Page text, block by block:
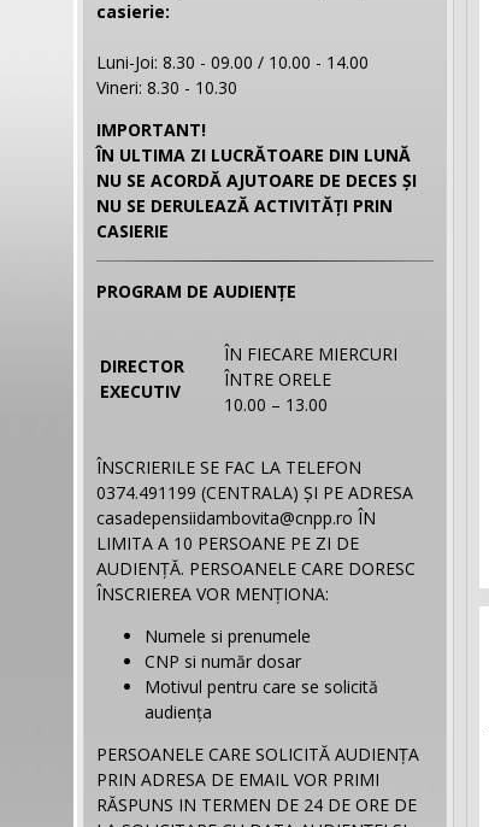
casierie:
Luni-Joi: 8.30 - 09.00 / 10.00 - 14.00
Vineri: 8.30 - 10.30
IMPORTANT!
ÎN ULTIMA ZI LUCRĂTOARE DIN LUNĂ
NU SE ACORDĂ AJUTOARE DE DECES ȘI
NU SE DERULEAZĂ ACTIVITĂȚI PRIN
CASIERIE
PROGRAM DE AUDIENȚE
DIRECTOR
EXECUTIV
ÎN FIECARE MIERCURI
ÎNTRE ORELE
10.00 – 13.00
ÎNSCRIERILE SE FAC LA TELEFON
0374.491199 (CENTRALA) ȘI PE ADRESA
casadepensiidambovita@cnpp.ro ÎN
LIMITA A 10 PERSOANE PE ZI DE
AUDIENȚĂ. PERSOANELE CARE DORESC
ÎNSCRIEREA VOR MENȚIONA:
Numele si prenumele
CNP si număr dosar
Motivul pentru care se solicită
audiența
PERSOANELE CARE SOLICITĂ AUDIENȚA
PRIN ADRESA DE EMAIL VOR PRIMI
RĂSPUNS IN TERMEN DE 24 DE ORE DE